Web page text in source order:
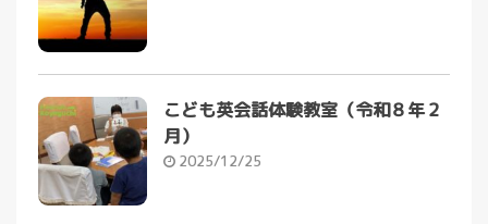
こども英会話体験教室（令和８年２
月）
2025/12/25